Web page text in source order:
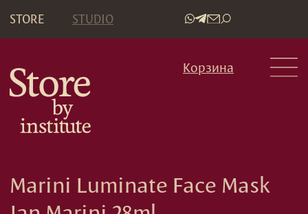
STORE STUDIO
•
Marini Luminate Face Mask